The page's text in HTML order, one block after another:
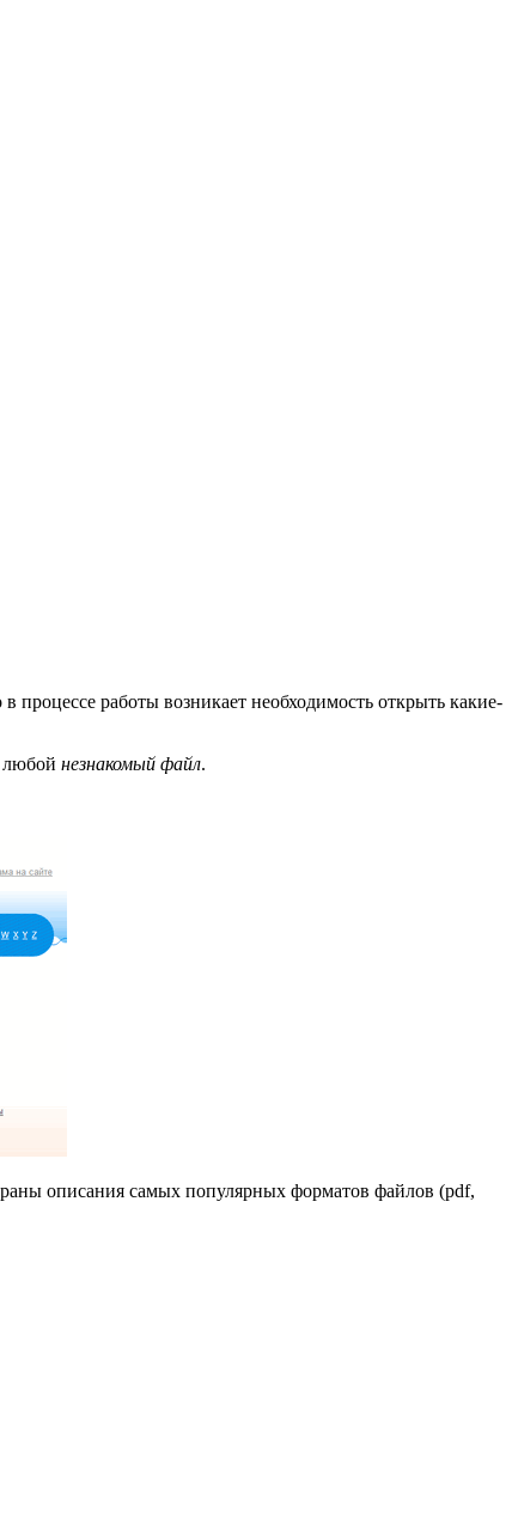
работы возникает необходимость открыть какие-
любой незнакомый файл.
описания самых популярных форматов файлов (pdf,